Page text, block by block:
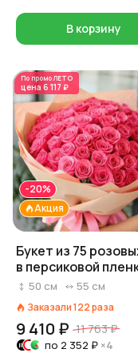
В корзину
По промоЛЕТО
цена 6 117 ₽
Акция
-20%
Букет из 75
в персиковой
см50 см 55 см
Заказали122раза
9 410 ₽ 11 763 ₽
по 2 352 ₽ ×4